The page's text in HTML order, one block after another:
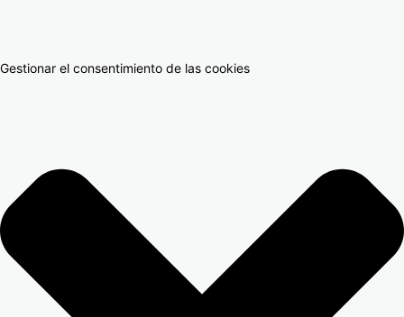
Gestionar el consentimiento de las cookies